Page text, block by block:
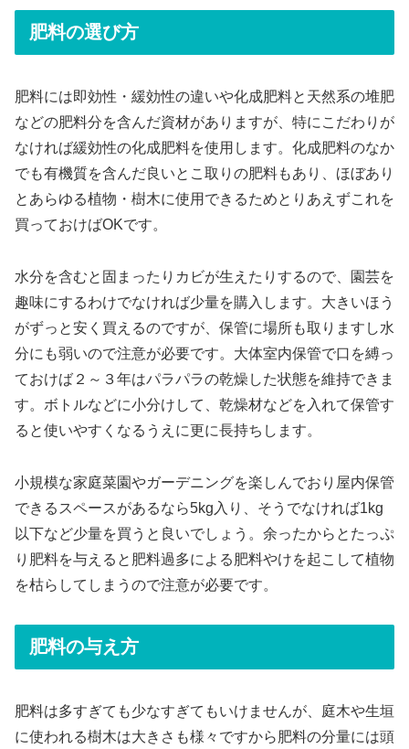
肥料の選び方
肥料には即効性・緩効性の違いや化成肥料と天然系の堆肥
などの肥料分を含んだ資材がありますが、特にこだわりが
なければ緩効性の化成肥料を使用します。化成肥料のなか
でも有機質を含んだ良いとこ取りの肥料もあり、ほぼあり
とあらゆる植物・樹木に使用できるためとりあえずこれを
買っておけばOKです。
水分を含むと固まったりカビが生えたりするので、園芸を
趣味にするわけでなければ少量を購入します。大きいほう
がずっと安く買えるのですが、保管に場所も取りますし水
分にも弱いので注意が必要です。大体室内保管で口を縛っ
ておけば２～３年はパラパラの乾燥した状態を維持できま
す。ボトルなどに小分けして、乾燥材などを入れて保管す
ると使いやすくなるうえに更に長持ちします。
小規模な家庭菜園やガーデニングを楽しんでおり屋内保管
できるスペースがあるなら5kg入り、そうでなければ1kg
以下など少量を買うと良いでしょう。余ったからとたっぷ
り肥料を与えると肥料過多による肥料やけを起こして植物
を枯らしてしまうので注意が必要です。
肥料の与え方
肥料は多すぎても少なすぎてもいけませんが、庭木や生垣
に使われる樹木は大きさも様々ですから肥料の分量には頭